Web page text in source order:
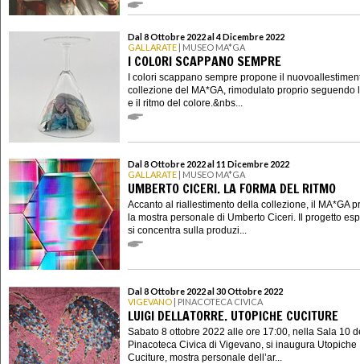
Dal 8 Ottobre 2022 al 4 Dicembre 2022
GALLARATE | MUSEO MA*GA
I COLORI SCAPPANO SEMPRE
I colori scappano sempre propone il
collezione del MA*GA, rimodulato proprio seguendo
e il ritmo del colore.&nbs...
Dal 8 Ottobre 2022 al 11 Dicembre 2022
GALLARATE | MUSEO MA*GA
UMBERTO CICERI. LA FORMA DEL RITMO
Accanto al riallestimento della collezione, il MA*GA
la mostra personale di Umberto Ciceri. Il progetto
si concentra sulla produzi...
Dal 8 Ottobre 2022 al 30 Ottobre 2022
VIGEVANO | PINACOTECA CIVICA
LUIGI DELLATORRE. UTOPICHE CUCITURE
Sabato 8 ottobre 2022 alle ore 17:00, nella Sala 10
Pinacoteca Civica di Vigevano, si inaugura Utopiche
Cuciture, mostra personale dell’ar...